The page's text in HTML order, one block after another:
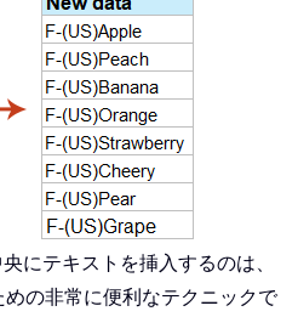
にテキストを挿入するのは、
の非常に便利なテクニックで